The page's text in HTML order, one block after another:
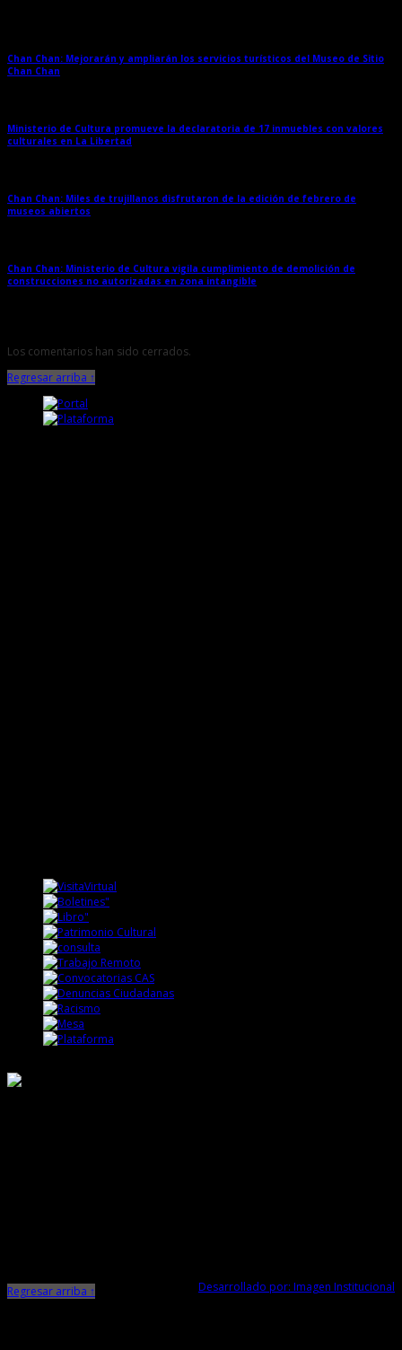
Chan Chan: Mejorarán y ampliarán los servicios turísticos del Museo de Sitio
Chan Chan
Ministerio de Cultura promueve la declaratoria de 17 inmuebles con valores
culturales en La Libertad
Chan Chan: Miles de trujillanos disfrutaron de la edición de febrero de
museos abiertos
Chan Chan: Ministerio de Cultura vigila cumplimiento de demolición de
construcciones no autorizadas en zona intangible
Los comentarios han sido cerrados.
Regresar arriba ↑
Desarrollado por: Imagen Institucional
Regresar arriba ↑